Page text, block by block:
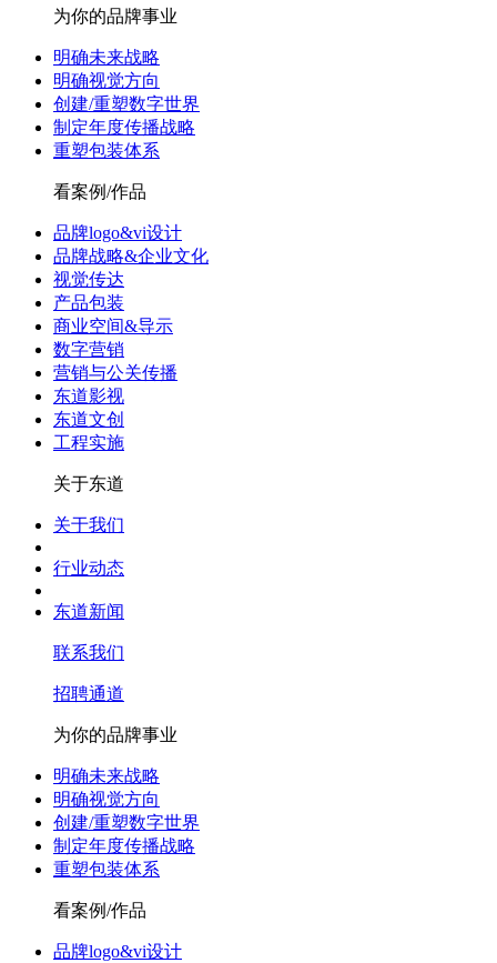
为你的品牌事业
明确未来战略
明确视觉方向
创建/重塑数字世界
制定年度传播战略
重塑包装体系
看案例/作品
品牌logo&vi设计
品牌战略&企业文化
视觉传达
产品包装
商业空间&导示
数字营销
营销与公关传播
东道影视
东道文创
工程实施
关于东道
关于我们
行业动态
东道新闻
联系我们
招聘通道
为你的品牌事业
明确未来战略
明确视觉方向
创建/重塑数字世界
制定年度传播战略
重塑包装体系
看案例/作品
品牌logo&vi设计